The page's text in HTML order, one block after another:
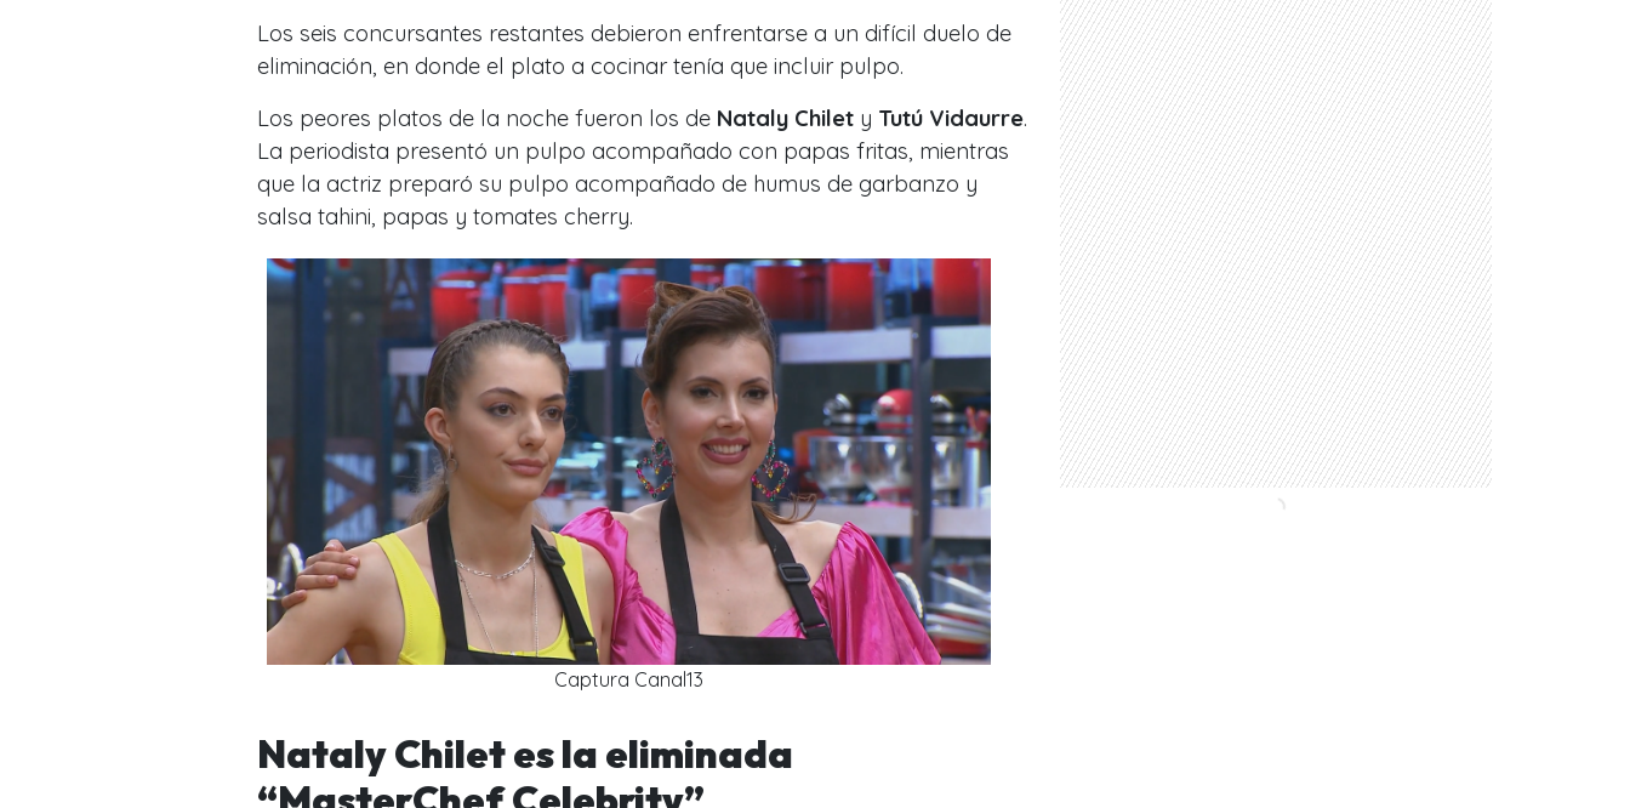
Los seis concursantes restantes debieron enfrentarse a un difícil duelo de
eliminación, en donde el plato a cocinar tenía que incluir pulpo.
Los peores platos de la noche fueron los de Nataly Chilet y Tutú Vidaurre.
La periodista presentó un pulpo acompañado con papas fritas, mientras
que la actriz preparó su pulpo acompañado de humus de garbanzo y
salsa tahini, papas y tomates cherry.
Captura Canal13
Nataly Chilet es la eliminada